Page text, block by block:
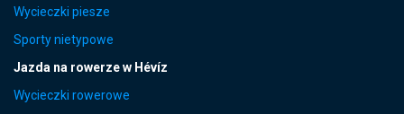
Wycieczki piesze
Sporty nietypowe
Jazda na rowerze w Hévíz
Wycieczki rowerowe